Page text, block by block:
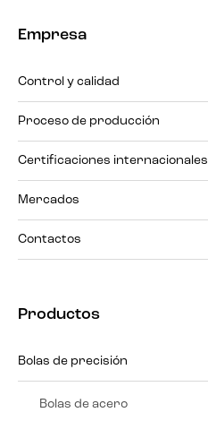
Empresa
Control y calidad
Proceso de producción
Certificaciones internacionales
Mercados
Contactos
Productos
Bolas de precisión
Bolas de acero